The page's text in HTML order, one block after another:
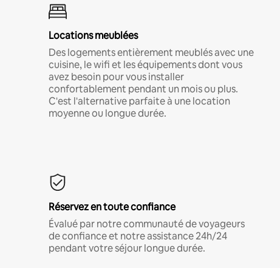
Locations meublées
Des logements entièrement meublés avec une
cuisine, le wifi et les équipements dont vous
avez besoin pour vous installer
confortablement pendant un mois ou plus.
C'est l'alternative parfaite à une location
moyenne ou longue durée.
Réservez en toute confiance
Évalué par notre communauté de voyageurs
de confiance et notre assistance 24h/24
pendant votre séjour longue durée.